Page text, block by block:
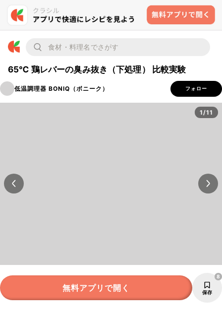
65℃ 鶏レバーの臭み抜き（下処理） 比較実験
低温調理器 BONIQ（ボニーク） フォロー
1/11
無料アプリで開く 保存
8